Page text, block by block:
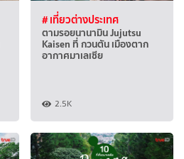
# เที่ยวต่างประเทศ
ตามรอยนานามิน Jujutsu
Kaisen ที่ กวนตัน เมืองตาก
อากาศมาเลเซีย
2.5K